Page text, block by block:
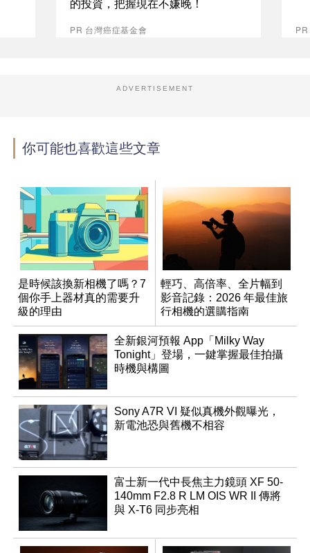
PR 台灣癌症基金會
ADVERTISEMENT
你可能也喜歡這些文章
是時候該換新相機了嗎？7
個你手上器材真的需要升
級的理由
輕巧、高倍率、全片幅到
影音記錄：2026 年最佳旅
行相機的選購指南
全新銀河預報 App「Milky Way
Tonight」登場，一鍵掌握最佳拍攝
時機與構圖
Sony A7R VI 疑似真機外觀曝光，
新電池恐與舊機不相容
富士新一代中長焦主力鏡頭 XF 50-
140mm F2.8 R LM OIS WR II 傳將
與 X-T6 同步亮相